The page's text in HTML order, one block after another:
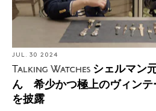
JUL. 30 2024
Talking Watches シェルマン
ん 希少かつ極上のヴィンテ
を披露